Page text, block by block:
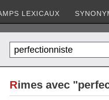
LEXICAUX
Rimes avec